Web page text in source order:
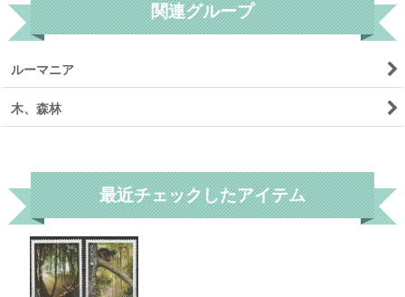
関連グループ
ルーマニア
木、森林
最近チェックしたアイテム